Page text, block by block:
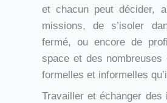
et chacun peut décider,
missions, de s’isoler
fermé, ou encore de
space et des nombreuses
formelles et informelles
Travailler et échanger des